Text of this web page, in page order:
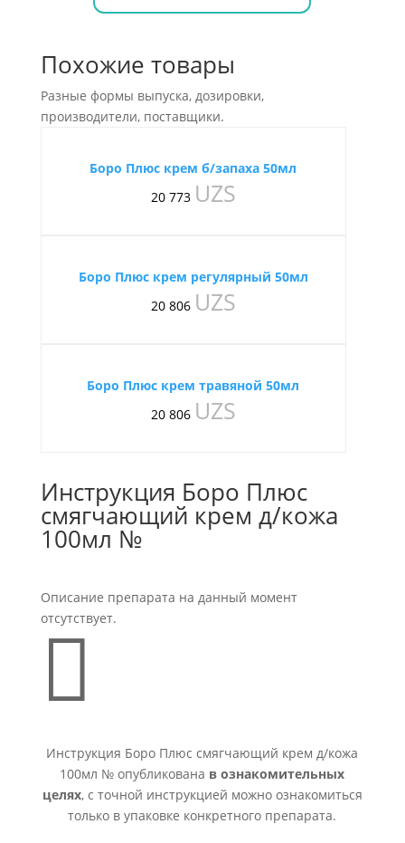
Похожие товары
Разные формы выпуска, дозировки,
производители, поставщики.
Боро Плюс крем б/запаха 50мл
20 773 UZS
Боро Плюс крем регулярный 50мл
20 806 UZS
Боро Плюс крем травяной 50мл
20 806 UZS
Инструкция Боро Плюс
смягчающий крем д/кожа
100мл №
Описание препарата на данный момент
отсутствует.

Инструкция Боро Плюс смягчающий крем д/кожа
100мл № опубликована в ознакомительных
целях, с точной инструкцией можно ознакомиться
только в упаковке конкретного препарата.